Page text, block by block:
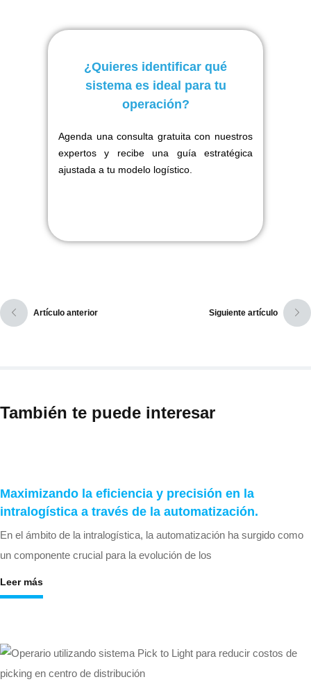
¿Quieres identificar qué
sistema es ideal para tu
operación?
Agenda una consulta gratuita con nuestros
expertos y recibe una guía estratégica
ajustada a tu modelo logístico.
Artículo anterior Siguiente artículo
También te puede interesar
Maximizando la eficiencia y precisión en la
intralogística a través de la automatización.
En el ámbito de la intralogística, la automatización ha surgido como
un componente crucial para la evolución de los
Leer más